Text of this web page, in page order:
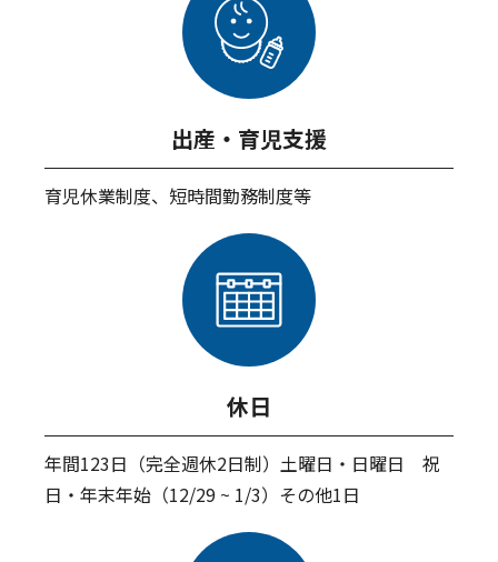
出産・育児支援
育児休業制度、短時間勤務制度等
休日
年間123日（完全週休2日制）土曜日・日曜日 祝
日・年末年始（12/29 ~ 1/3）その他1日